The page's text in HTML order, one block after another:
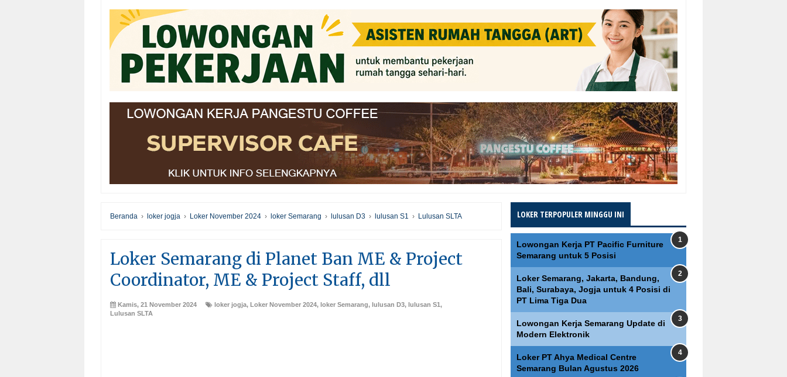
Beranda › loker jogja › Loker November 2024 › loker Semarang › lulusan D3 › lulusan S1 › Lulusan SLTA
Loker Semarang di Planet Ban ME & Project
Coordinator, ME & Project Staff, dll
Kamis, 21 November 2024 loker jogja, Loker November 2024, loker Semarang, lulusan D3, lulusan S1,
Lulusan SLTA
LOKER TERPOPULER MINGGU INI
Lowongan Kerja PT Pacific Furniture
Semarang untuk 5 Posisi
Loker Semarang, Jakarta, Bandung,
Bali, Surabaya, Jogja untuk 4 Posisi di
PT Lima Tiga Dua
Lowongan Kerja Semarang Update di
Modern Elektronik
Loker PT Ahya Medical Centre
Semarang Bulan Agustus 2026